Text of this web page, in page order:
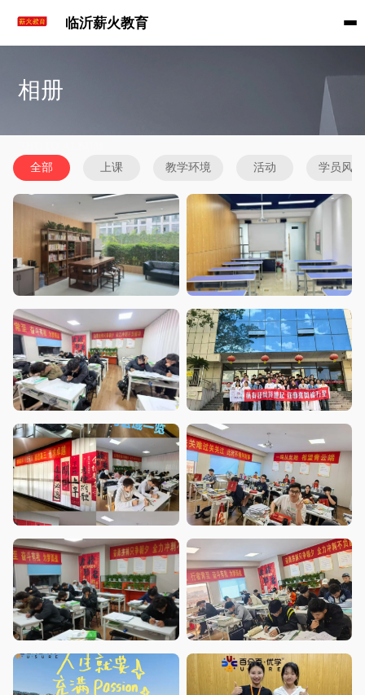
临沂薪火教育
相册
全部
上课 教学环境 活动 学员风采